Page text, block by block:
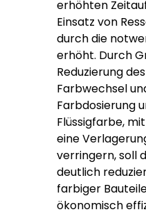
erhöhten
Einsatz von
durch die
erhöht. Durch
Reduzierung
Farbwechsel
Farbdosierung
Flüssigfarbe,
eine
verringern, soll
deutlich
farbiger
ökonomisch